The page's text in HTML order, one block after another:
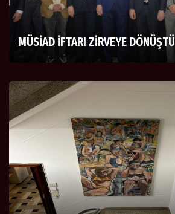
MÜSİAD İFTARI ZİRVEYE DÖNÜŞTÜ